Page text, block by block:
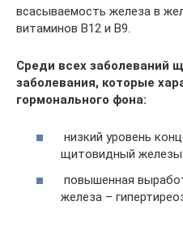
всасываемость железа в
витаминов В12 и В9.
Среди всех заболеваний
заболевания, которые
гормонального фона:
низкий уровень
щитовидный железы
повышенная
железа –